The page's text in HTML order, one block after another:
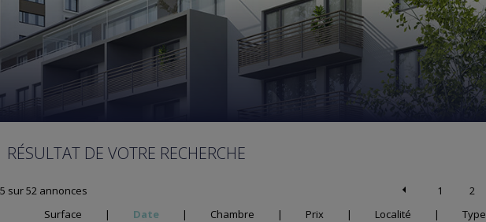
RÉSULTAT DE VOTRE RECHERCHE
sur 52 annonces 1 2
Surface
| Date | Chambre | Prix | Localité | Type